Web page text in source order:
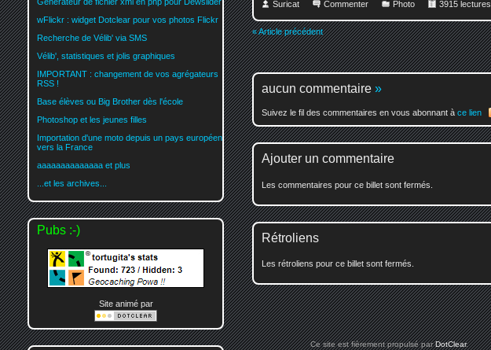
Suricat Commenter Photo 3915 lectures
« Article précédent
aucun commentaire »
Suivez le fil des commentaires en vous abonnant à ce lien
Ajouter un commentaire
Les commentaires pour ce billet sont fermés.
Rétroliens
Les rétroliens pour ce billet sont fermés.
wFlickr : widget Dotclear pour vos photos Flickr
Recherche de Vélib' via SMS
Vélib', statistiques et jolis graphiques
IMPORTANT : changement de vos agrégateurs
RSS !
Base élèves ou Big Brother dès l'école
Photoshop et les jeunes filles
Importation d'une moto depuis un pays européen
vers la France
aaaaaaaaaaaaaa et plus
...et les archives...
Pubs :-)
Site animé par
Ce site est fièrement propulsé parDotClear.